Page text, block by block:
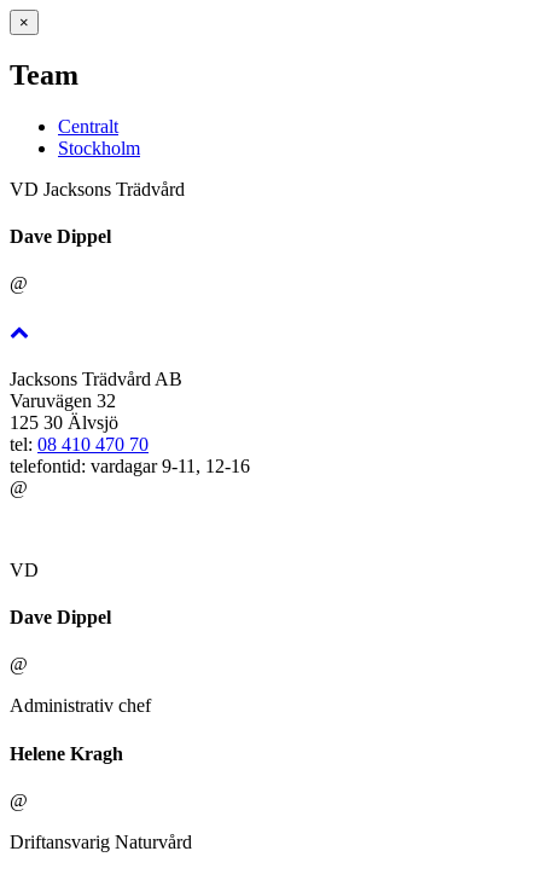
×
Team
Centralt
Stockholm
VD Jacksons Trädvård
Dave Dippel
@
Jacksons Trädvård AB
Varuvägen 32
125 30 Älvsjö
tel: 08 410 470 70
telefontid: vardagar 9-11, 12-16
@
VD
Dave Dippel
@
Administrativ chef
Helene Kragh
@
Driftansvarig Naturvård